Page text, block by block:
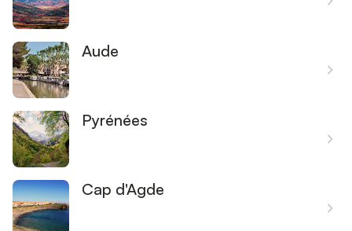
Aude
Pyrénées
Cap d'Agde